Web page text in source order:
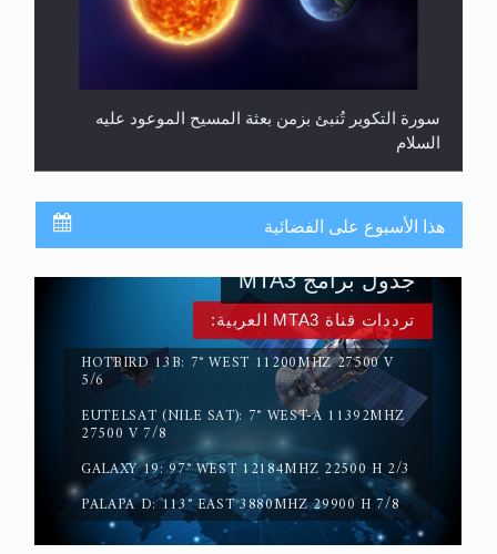
سورة التكوير تُنبئ بزمن بعثة المسيح الموعود عليه
السلام
حقيقة المسيح الدجال
هذا الأسبوع على الفضائية
ترددات قناة MTA3 العربية:
HOTBIRD 13B: 7° WEST 11200MHZ 27500 V
5/6
EUTELSAT (NILE SAT): 7° WEST-A 11392MHZ
27500 V 7/8
GALAXY 19: 97° WEST 12184MHZ 22500 H 2/3
PALAPA D: 113° EAST 3880MHZ 29900 H 7/8
جدول برامج MTA3